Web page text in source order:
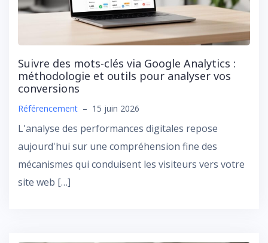
Suivre des mots-clés via Google Analytics :
méthodologie et outils pour analyser vos
conversions
Référencement – 15 juin 2026
L'analyse des performances digitales repose
aujourd'hui sur une compréhension fine des
mécanismes qui conduisent les visiteurs vers votre
site web […]